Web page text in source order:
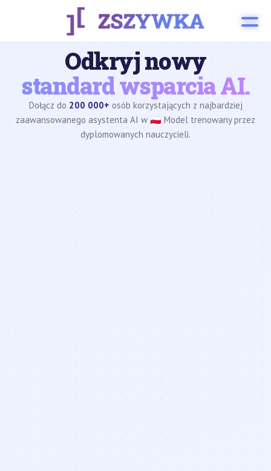
Odkryj nowy
standard wsparcia AI.
Dołącz do 200 000+ osób korzystających z najbardziej
zaawansowanego asystenta AI w 🇵🇱 Model trenowany przez
dyplomowanych nauczycieli.